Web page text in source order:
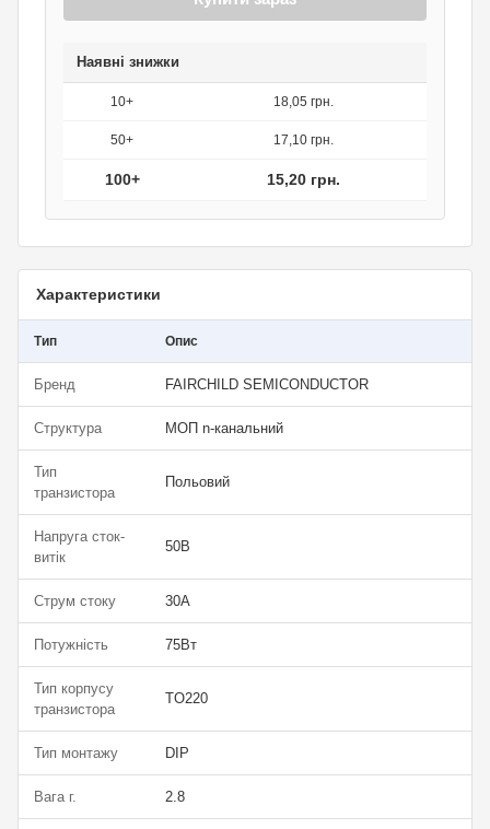
Наявні знижки
10+ 18,05 грн.
50+ 17,10 грн.
100+ 15,20 грн.
Характеристики
Тип Опис
Бренд FAIRCHILD SEMICONDUCTOR
Структура МОП n-канальний
Тип
транзистора
Польовий
Напруга сток-
витік
50В
Струм стоку 30А
Потужність 75Вт
Тип корпусу
транзистора
TO220
Тип монтажу DIP
Вага г. 2.8